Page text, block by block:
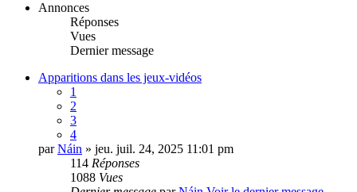
Annonces
Réponses
Vues
Dernier message
Apparitions dans les jeux-vidéos
1
2
3
4
parNáin » jeu. juil. 24, 2025 11:01 pm
114 Réponses
1088 Vues